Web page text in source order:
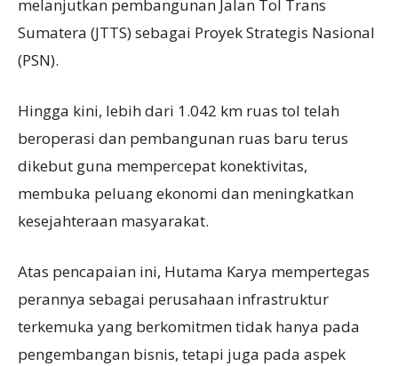
melanjutkan pembangunan Jalan Tol Trans
Sumatera (JTTS) sebagai Proyek Strategis Nasional
(PSN).
Hingga kini, lebih dari 1.042 km ruas tol telah
beroperasi dan pembangunan ruas baru terus
dikebut guna mempercepat konektivitas,
membuka peluang ekonomi dan meningkatkan
kesejahteraan masyarakat.
Atas pencapaian ini, Hutama Karya mempertegas
perannya sebagai perusahaan infrastruktur
terkemuka yang berkomitmen tidak hanya pada
pengembangan bisnis, tetapi juga pada aspek